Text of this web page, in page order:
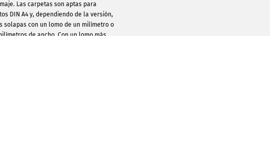
Las carpetas son aptas para
DIN A4 y, dependiendo de la versión,
solapas con un lomo de un milímetro o
de ancho. Con un lomo más